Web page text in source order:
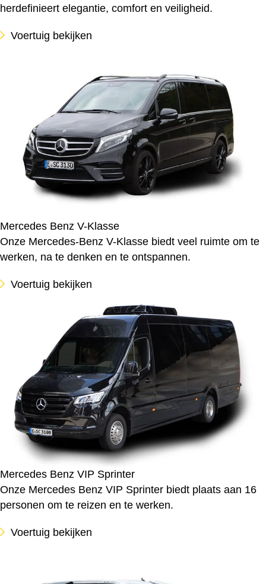
herdefinieert elegantie, comfort en veiligheid.
Voertuig bekijken
Mercedes Benz V-Klasse
Onze Mercedes-Benz V-Klasse biedt veel ruimte om te
werken, na te denken en te ontspannen.
Voertuig bekijken
Mercedes Benz VIP Sprinter
Onze Mercedes Benz VIP Sprinter biedt plaats aan 16
personen om te reizen en te werken.
Voertuig bekijken